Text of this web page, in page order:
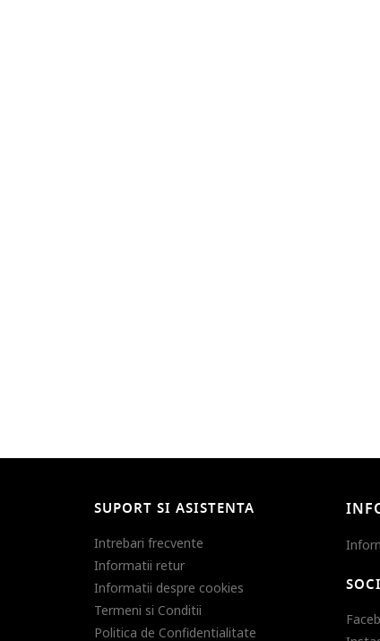
SUPORT SI ASISTENTA
Intrebari frecvente
Informatii retur
Informatii despre cookies
Termeni si Conditii
Politica de Confidentialitate